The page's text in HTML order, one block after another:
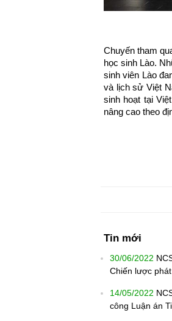
Chuyến tham
học sinh Lào.
sinh viên Lào
và lịch sử Việt
sinh hoạt tại
nâng cao theo
Tin mới
30/06/2022
Chiến lược
14/05/2022
công Luận án